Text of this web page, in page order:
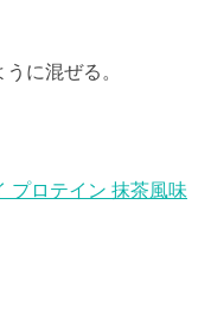
に混ぜる。
プロテイン 抹茶風味